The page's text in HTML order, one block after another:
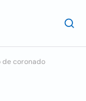
de coronado